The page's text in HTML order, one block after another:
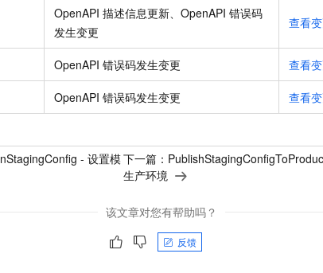
OpenAPI 描述信息更新、OpenAPI 错误码
发生变更
查看
OpenAPI 错误码发生变更 查看
OpenAPI 错误码发生变更 查看
- 设置模下一篇：
生产环境
该文章对您有帮助吗？
反馈